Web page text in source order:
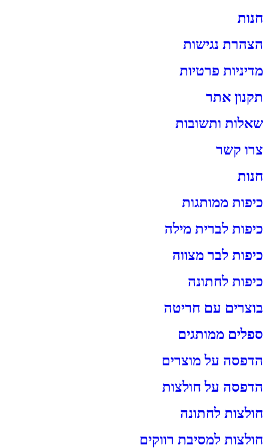
חנות
הצהרת נגישות
מדיניות פרטיות
תקנון אתר
שאלות ותשובות
צרו קשר
חנות
כיפות ממותגות
כיפות לברית מילה
כיפות לבר מצווה
כיפות לחתונה
בוצרים עם חריטה
ספלים ממותגים
הדפסה על מוצרים
הדפסה על חולצות
חולצות לחתונה
חולצות למסיבת רווקים